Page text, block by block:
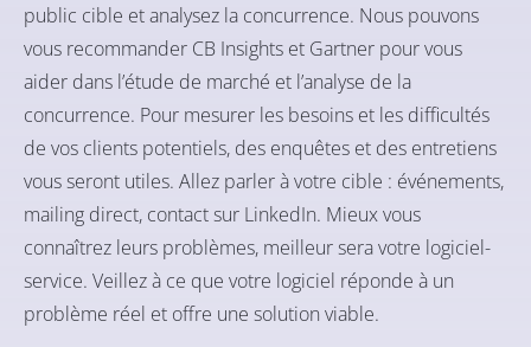
public cible et analysez la concurrence. Nous pouvons
vous recommander CB Insights et Gartner pour vous
aider dans l’étude de marché et l’analyse de la
concurrence. Pour mesurer les besoins et les difficultés
de vos clients potentiels, des enquêtes et des entretiens
vous seront utiles. Allez parler à votre cible : événements,
mailing direct, contact sur LinkedIn. Mieux vous
connaîtrez leurs problèmes, meilleur sera votre logiciel-
service. Veillez à ce que votre logiciel réponde à un
problème réel et offre une solution viable.